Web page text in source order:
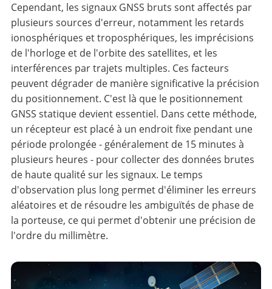
Cependant, les signaux GNSS bruts sont affectés par
plusieurs sources d'erreur, notamment les retards
ionosphériques et troposphériques, les imprécisions
de l'horloge et de l'orbite des satellites, et les
interférences par trajets multiples. Ces facteurs
peuvent dégrader de manière significative la précision
du positionnement. C'est là que le positionnement
GNSS statique devient essentiel. Dans cette méthode,
un récepteur est placé à un endroit fixe pendant une
période prolongée - généralement de 15 minutes à
plusieurs heures - pour collecter des données brutes
de haute qualité sur les signaux. Le temps
d'observation plus long permet d'éliminer les erreurs
aléatoires et de résoudre les ambiguïtés de phase de
la porteuse, ce qui permet d'obtenir une précision de
l'ordre du millimètre.